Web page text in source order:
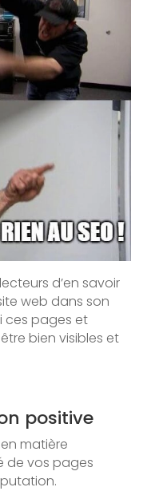
d’en savoir
web dans son
ces pages et
bien visibles et
positive
matière
de vos pages